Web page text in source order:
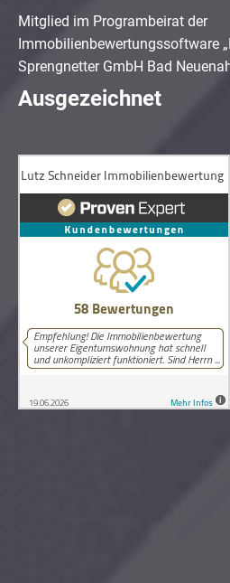
Mitglied im Programbeirat der
Immobilienbewertungssoftware
Sprengnetter GmbH Bad
Ausgezeichnet